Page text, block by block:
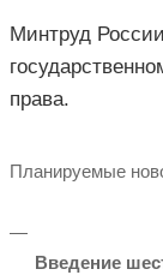
Минтруд
права.
Планируемые
Введение